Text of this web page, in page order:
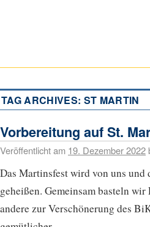
TAG ARCHIVES: ST MARTIN
Vorbereitung auf St.
Veröffentlicht am 19. Dezember 2022
Das Martinsfest wird von uns
geheißen. Gemeinsam basteln
andere zur Verschönerung des